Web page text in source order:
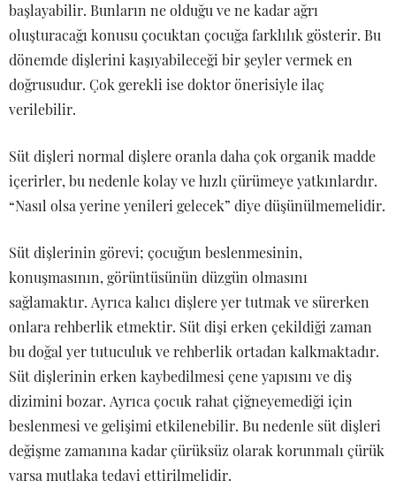
başlayabilir. Bunların ne olduğu ve ne kadar ağrı
oluşturacağı konusu çocuktan çocuğa farklılık gösterir. Bu
dönemde dişlerini kaşıyabileceği bir şeyler vermek en
doğrusudur. Çok gerekli ise doktor önerisiyle ilaç
verilebilir.
Süt dişleri normal dişlere oranla daha çok organik madde
içerirler, bu nedenle kolay ve hızlı çürümeye yatkınlardır.
“Nasıl olsa yerine yenileri gelecek” diye düşünülmemelidir.
Süt dişlerinin görevi; çocuğun beslenmesinin,
konuşmasının, görüntüsünün düzgün olmasını
sağlamaktır. Ayrıca kalıcı dişlere yer tutmak ve sürerken
onlara rehberlik etmektir. Süt dişi erken çekildiği zaman
bu doğal yer tutuculuk ve rehberlik ortadan kalkmaktadır.
Süt dişlerinin erken kaybedilmesi çene yapısını ve diş
dizimini bozar. Ayrıca çocuk rahat çiğneyemediği için
beslenmesi ve gelişimi etkilenebilir. Bu nedenle süt dişleri
değişme zamanına kadar çürüksüz olarak korunmalı çürük
varsa mutlaka tedavi ettirilmelidir.